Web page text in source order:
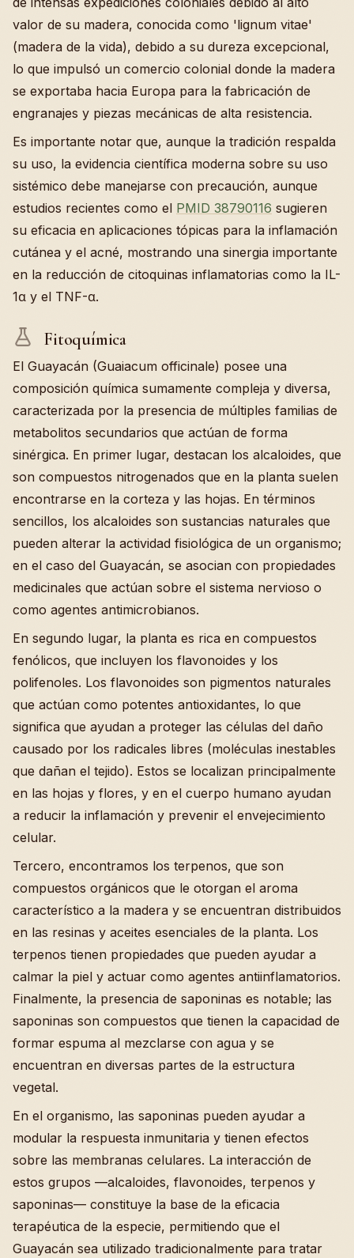
valor de su madera, conocida como 'lignum vitae'
(madera de la vida), debido a su dureza excepcional,
lo que impulsó un comercio colonial donde la madera
se exportaba hacia Europa para la fabricación de
engranajes y piezas mecánicas de alta resistencia.
Es importante notar que, aunque la tradición respalda
su uso, la evidencia científica moderna sobre su uso
sistémico debe manejarse con precaución, aunque
estudios recientes como el PMID 38790116 sugieren
su eficacia en aplicaciones tópicas para la inflamación
cutánea y el acné, mostrando una sinergia importante
en la reducción de citoquinas inflamatorias como la IL-
1α y el TNF-α.
Fitoquímica
El Guayacán (Guaiacum officinale) posee una
composición química sumamente compleja y diversa,
caracterizada por la presencia de múltiples familias de
metabolitos secundarios que actúan de forma
sinérgica. En primer lugar, destacan los alcaloides, que
son compuestos nitrogenados que en la planta suelen
encontrarse en la corteza y las hojas. En términos
sencillos, los alcaloides son sustancias naturales que
pueden alterar la actividad fisiológica de un organismo;
en el caso del Guayacán, se asocian con propiedades
medicinales que actúan sobre el sistema nervioso o
como agentes antimicrobianos.
En segundo lugar, la planta es rica en compuestos
fenólicos, que incluyen los flavonoides y los
polifenoles. Los flavonoides son pigmentos naturales
que actúan como potentes antioxidantes, lo que
significa que ayudan a proteger las células del daño
causado por los radicales libres (moléculas inestables
que dañan el tejido). Estos se localizan principalmente
en las hojas y flores, y en el cuerpo humano ayudan
a reducir la inflamación y prevenir el envejecimiento
celular.
Tercero, encontramos los terpenos, que son
compuestos orgánicos que le otorgan el aroma
característico a la madera y se encuentran distribuidos
en las resinas y aceites esenciales de la planta. Los
terpenos tienen propiedades que pueden ayudar a
calmar la piel y actuar como agentes antiinflamatorios.
Finalmente, la presencia de saponinas es notable; las
saponinas son compuestos que tienen la capacidad de
formar espuma al mezclarse con agua y se
encuentran en diversas partes de la estructura
vegetal.
En el organismo, las saponinas pueden ayudar a
modular la respuesta inmunitaria y tienen efectos
sobre las membranas celulares. La interacción de
estos grupos —alcaloides, flavonoides, terpenos y
saponinas— constituye la base de la eficacia
terapéutica de la especie, permitiendo que el
Guayacán sea utilizado tradicionalmente para tratar